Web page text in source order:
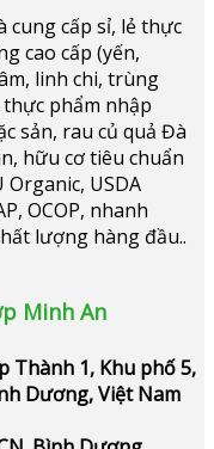
cung cấp sỉ, lẻ thực
cao cấp (yến,
linh chi, trùng
thực phẩm nhập
sản, rau củ quả Đà
hữu cơ tiêu chuẩn
Organic, USDA
OCOP, nhanh
lượng hàng đầu..
Minh An
Thành 1, Khu phố 5,
Dương, Việt Nam